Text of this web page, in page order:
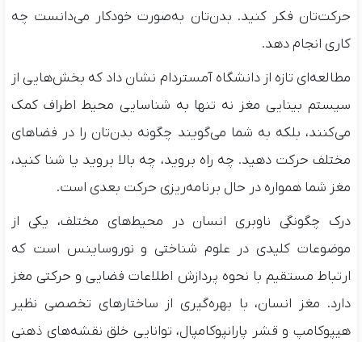
حرکت‌تان فکر کنید. بدن‌تان به‌صورت خودکار می‌دانست چه
کاری انجام دهد.
مطالعه‌ای تازه از دانشگاه آمستردام نشان داد که بخش‌هایی از
سیستم بینایی مغز نه تنها به شناسایی محیط اطراف کمک
می‌کنند، بلکه به شما می‌گویند چگونه بدن‌تان را در فضاهای
مختلف حرکت دهید. چه راه بروید، چه بالا بروید یا شنا کنید،
مغز شما همواره در حال برنامه‌ریزی حرکت بعدی است.
درک چگونگی ناوبری انسان در محیط‌های مختلف، یکی از
موضوعات کلیدی در علوم شناختی و نوروساینس است که
ارتباط مستقیم با نحوه پردازش اطلاعات فضایی و حرکتی مغز
دارد. مغز انسان، با بهره‌گیری از ساختارهای تخصصی نظیر
هیپوکامپ و قشر پارانپوکامپال، توانایی خلق نقشه‌های ذهنی